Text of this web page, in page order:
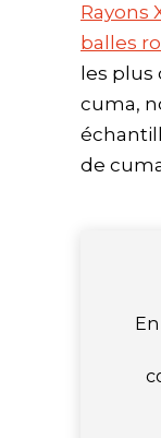
Rayons
balles
les
cuma,
de